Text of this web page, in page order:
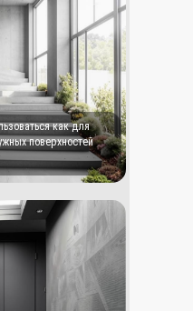
как для
поверхностей